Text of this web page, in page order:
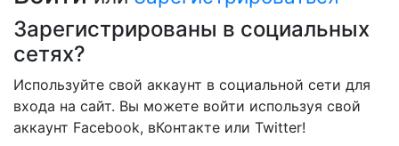
Зарегистрированы в социальных
сетях?
Используйте свой аккаунт в социальной сети для
входа на сайт. Вы можете войти используя свой
аккаунт Facebook, вКонтакте или Twitter!